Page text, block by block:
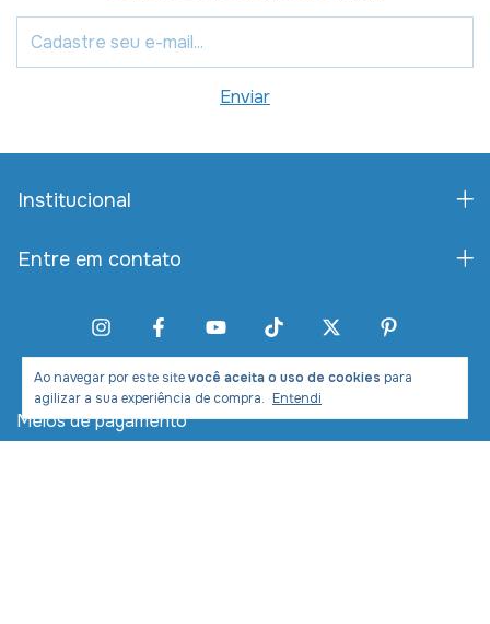
Ao navegar por este sitevocê aceita o uso de cookies para
agilizar a sua experiência de compra. Entendi
Institucional
Entre em contato
Meios de pagamento